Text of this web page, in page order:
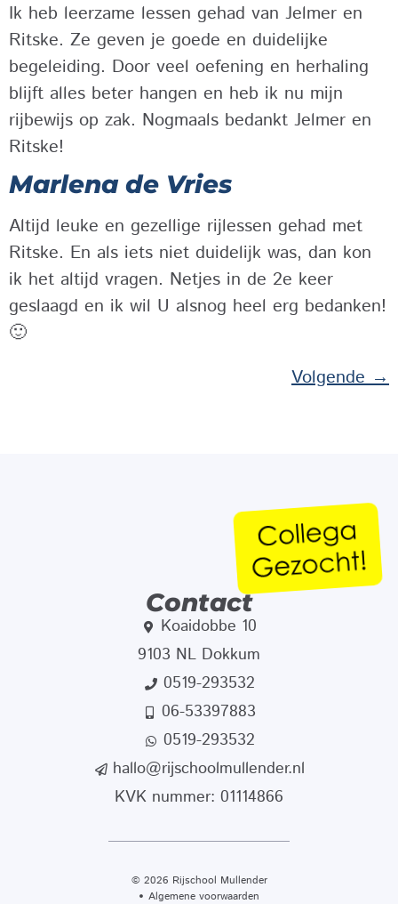
Ik heb leerzame lessen gehad van Jelmer en
Ritske. Ze geven je goede en duidelijke
begeleiding. Door veel oefening en herhaling
blijft alles beter hangen en heb ik nu mijn
rijbewijs op zak. Nogmaals bedankt Jelmer en
Ritske!
Marlena de Vries
Altijd leuke en gezellige rijlessen gehad met
Ritske. En als iets niet duidelijk was, dan kon
ik het altijd vragen. Netjes in de 2e keer
geslaagd en ik wil U alsnog heel erg bedanken!
🙂
Volgende→
Contact
Koaidobbe 10
9103 NL Dokkum
0519-293532
06-53397883
0519-293532
hallo@rijschoolmullender.nl
KVK nummer: 01114866
© 2026 Rijschool Mullender
Algemene voorwaarden